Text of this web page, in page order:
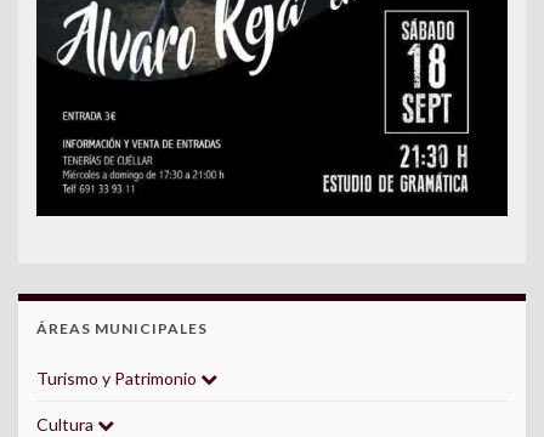
ÁREAS MUNICIPALES
Turismo y Patrimonio
Cultura